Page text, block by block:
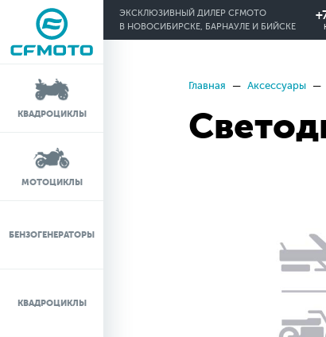
ЭКСКЛЮЗИВНЫЙ ДИЛЕР CFMOTO
В НОВОСИБИРСКЕ, БАРНАУЛЕ И БИЙСКЕ
КВАДРОЦИКЛЫ
МОТОЦИКЛЫ
БЕНЗОГЕНЕРАТОРЫ
КВАДРОЦИКЛЫ
0%
IN
Главная Аксессуары